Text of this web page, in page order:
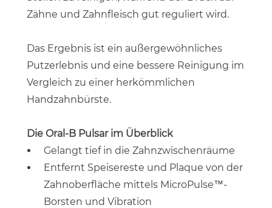
Zähne und Zahnfleisch gut reguliert wird.
Das Ergebnis ist ein außergewöhnliches
Putzerlebnis und eine bessere Reinigung im
Vergleich zu einer herkömmlichen
Handzahnbürste.
Die Oral-B Pulsar im Überblick
Gelangt tief in die Zahnzwischenräume
Entfernt Speisereste und Plaque von der
Zahnoberfläche mittels MicroPulse™-
Borsten und Vibration